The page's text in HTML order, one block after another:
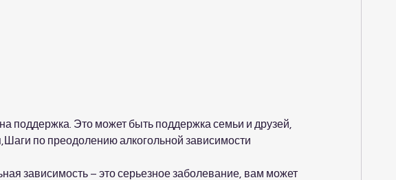
по преодолению алкогольной зависимости
зависимость – это серьезное заболевание, вам может